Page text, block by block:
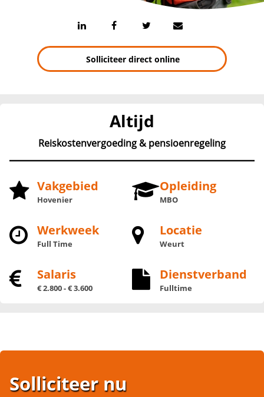
Solliciteer direct online
Altijd
Reiskostenvergoeding & pensioenregeling
Vakgebied
Hovenier
Opleiding
MBO
Werkweek
Full Time
Locatie
Weurt
Salaris
€ 2.800 - € 3.600
Dienstverband
Fulltime
Solliciteer nu